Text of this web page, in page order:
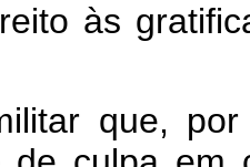
às
que,